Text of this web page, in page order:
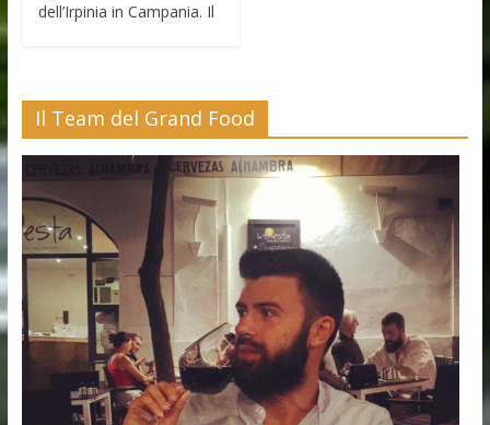
dell’Irpinia in Campania. Il
Il Team del Grand Food